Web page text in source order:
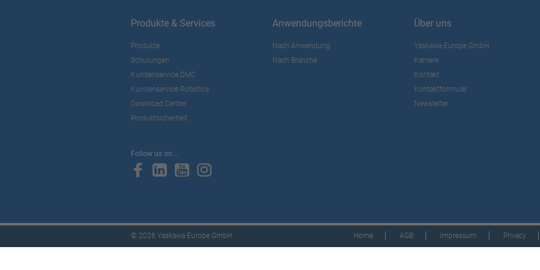
Produkte & Services
Produkte
Schulungen
Kundenservice DMC
Kundenservice Robotics
Download Center
Produktsicherheit
Anwendungsberichte
Nach Anwendung
Nach Branche
Über uns
Yaskawa Europe GmbH
Karriere
Kontakt
Kontaktformular
Newsletter
Follow us on...
© 2026 Yaskawa Europe GmbH Home AGB Impressum Privacy